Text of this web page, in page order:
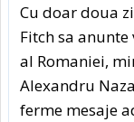
Cu doar doua
Fitch sa
al Romaniei,
Alexandru
ferme mesaje